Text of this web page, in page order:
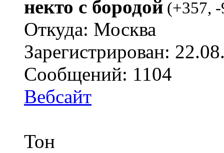
некто с бородой (+357,
Откуда: Москва
Зарегистрирован:
Сообщений: 1104
Вебсайт
Тон